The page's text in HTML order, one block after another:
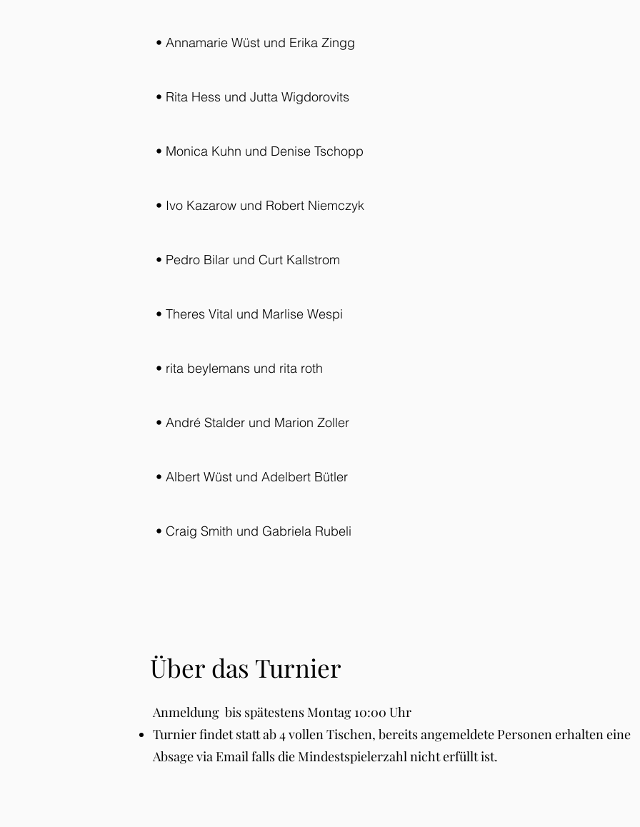
• Annamarie Wüst und Erika Zingg
• Rita Hess und Jutta Wigdorovits
• Monica Kuhn und Denise Tschopp
• Ivo Kazarow und Robert Niemczyk
• Pedro Bilar und Curt Kallstrom
• Theres Vital und Marlise Wespi
• rita beylemans und rita roth
• André Stalder und Marion Zoller
• Albert Wüst und Adelbert Bütler
• Craig Smith und Gabriela Rubeli
Über das Turnier
Anmeldung bis spätestens Montag 10:00 Uhr
Turnier findet statt ab 4 vollen Tischen, bereits angemeldete Personen erhalten eine
Absage via Email falls die Mindestspielerzahl nicht erfüllt ist.